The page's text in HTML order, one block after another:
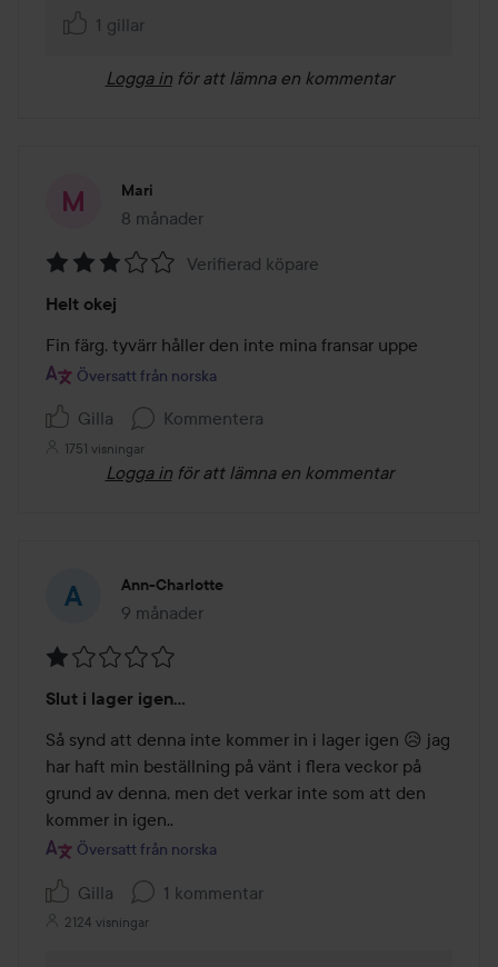
1 gillar
Logga in för att lämna en kommentar
Mari
8 månader
Inlägget skapades 8 månader
3
av
5
Verifierad köpare
Helt okej
Fin färg, tyvärr håller den inte mina fransar uppe
Översatt från norska
Gilla Kommentera
1751 visningar
Logga in för att lämna en kommentar
Ann-Charlotte
9 månader
Inlägget skapades 9 månader
1
av
5
Slut i lager igen...
Så synd att denna inte kommer in i lager igen 😥 jag
har haft min beställning på vänt i flera veckor på
grund av denna, men det verkar inte som att den
kommer in igen..
Översatt från norska
Gilla 1 kommentar
2124 visningar